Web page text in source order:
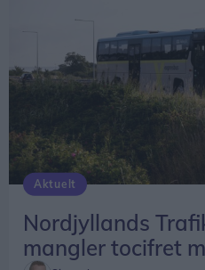
med fra begge sider af
Den varer cirka 40
adgang.
Aktuelt
Nordjyllands
mangler tocifret